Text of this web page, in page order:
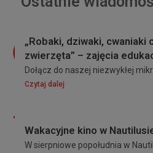
„Robaki, dziwaki, cwaniaki
zwierzęta” – zajęcia
Dołącz do naszej niezwykłej
Czytaj dalej
Wakacyjne kino w
W sierpniowe popołudnia w